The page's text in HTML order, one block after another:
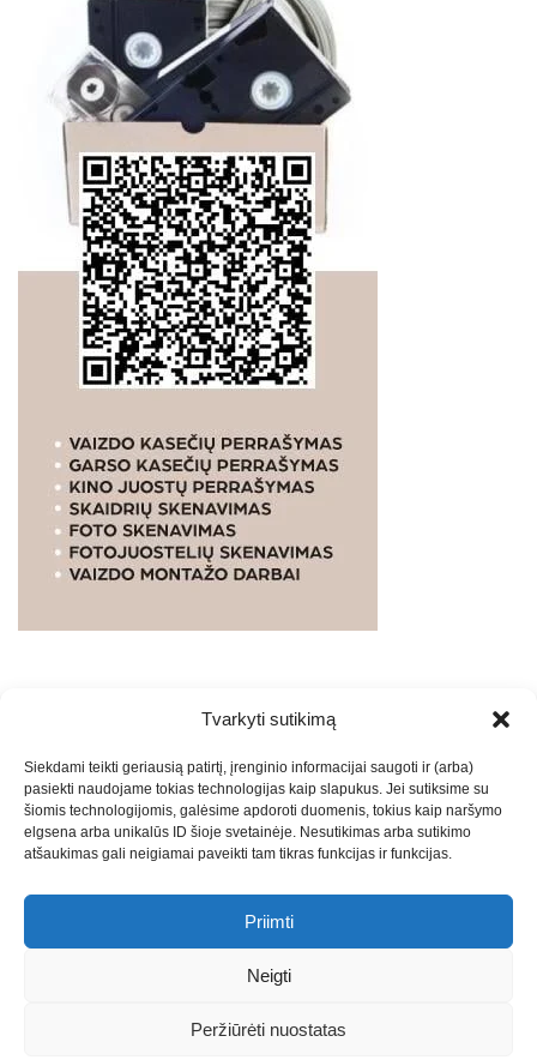
Tvarkyti sutikimą
Siekdami teikti geriausią patirtį, įrenginio informacijai saugoti ir (arba)
pasiekti naudojame tokias technologijas kaip slapukus. Jei sutiksime su
šiomis technologijomis, galėsime apdoroti duomenis, tokius kaip naršymo
elgsena arba unikalūs ID šioje svetainėje. Nesutikimas arba sutikimo
atšaukimas gali neigiamai paveikti tam tikras funkcijas ir funkcijas.
Priimti
Neigti
Peržiūrėti nuostatas
PASLAUGOS. SEO tekstų rašymas, turinio kūrimas,
straipsnių rašymas ir talpinimas į mūsų valdomas
svetaines.2026Armijai.LTTheme: Express News ByAdore
Themes.
Marketingo agentūra -Teisinės
-Saulius Narbutas
Regionų naujienos-